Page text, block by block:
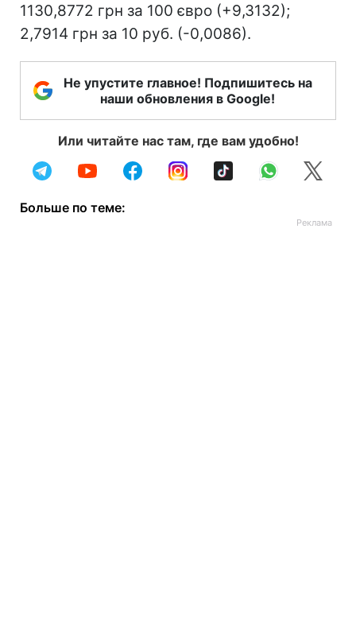
1130,8772 грн за 100 євро (+9,3132);
2,7914 грн за 10 руб. (-0,0086).
Не упустите главное! Подпишитесь на
наши обновления в Google!
Или читайте нас там, где вам удобно!
Больше по теме: